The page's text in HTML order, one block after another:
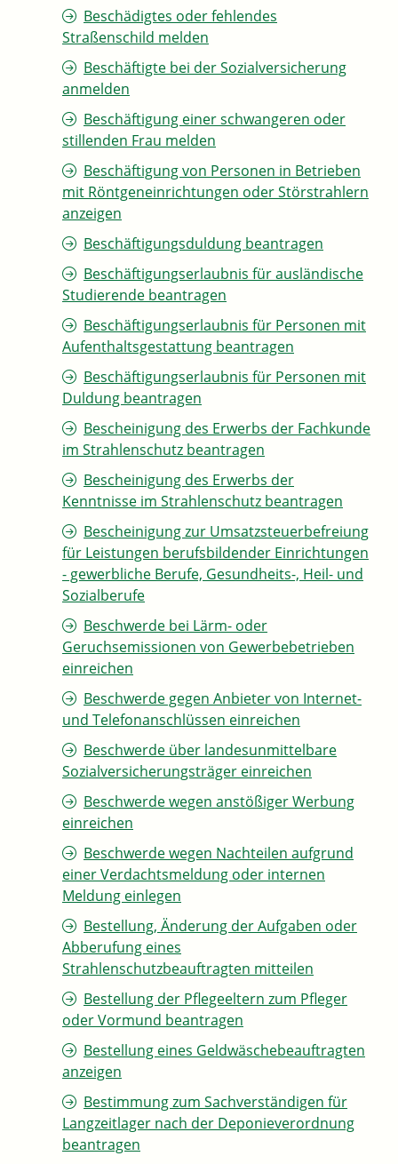
Beschädigtes oder fehlendes
Straßenschild melden
Beschäftigte bei der Sozialversicherung
anmelden
Beschäftigung einer schwangeren oder
stillenden Frau melden
Beschäftigung von Personen in Betrieben
mit Röntgeneinrichtungen oder Störstrahlern
anzeigen
Beschäftigungsduldung beantragen
Beschäftigungserlaubnis für ausländische
Studierende beantragen
Beschäftigungserlaubnis für Personen mit
Aufenthaltsgestattung beantragen
Beschäftigungserlaubnis für Personen mit
Duldung beantragen
Bescheinigung des Erwerbs der Fachkunde
im Strahlenschutz beantragen
Bescheinigung des Erwerbs der
Kenntnisse im Strahlenschutz beantragen
Bescheinigung zur Umsatzsteuerbefreiung
für Leistungen berufsbildender Einrichtungen
- gewerbliche Berufe, Gesundheits-, Heil- und
Sozialberufe
Beschwerde bei Lärm- oder
Geruchsemissionen von Gewerbebetrieben
einreichen
Beschwerde gegen Anbieter von Internet-
und Telefonanschlüssen einreichen
Beschwerde über landesunmittelbare
Sozialversicherungsträger einreichen
Beschwerde wegen anstößiger Werbung
einreichen
Beschwerde wegen Nachteilen aufgrund
einer Verdachtsmeldung oder internen
Meldung einlegen
Bestellung, Änderung der Aufgaben oder
Abberufung eines
Strahlenschutzbeauftragten mitteilen
Bestellung der Pflegeeltern zum Pfleger
oder Vormund beantragen
Bestellung eines Geldwäschebeauftragten
anzeigen
Bestimmung zum Sachverständigen für
Langzeitlager nach der Deponieverordnung
beantragen